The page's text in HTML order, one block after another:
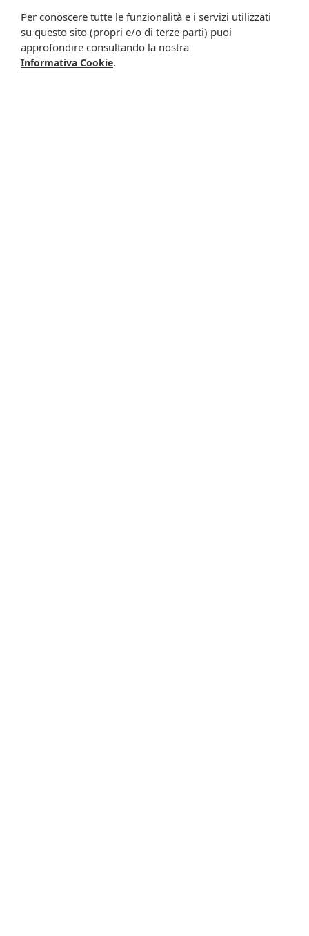
migliorare l'offerta di prodotti e servizi e per le finalità
meglio specificate nell’informativa.
Per conoscere tutte le funzionalità e i servizi utilizzati
su questo sito (propri e/o di terze parti) puoi
approfondire consultando la nostra
Informativa Cookie.